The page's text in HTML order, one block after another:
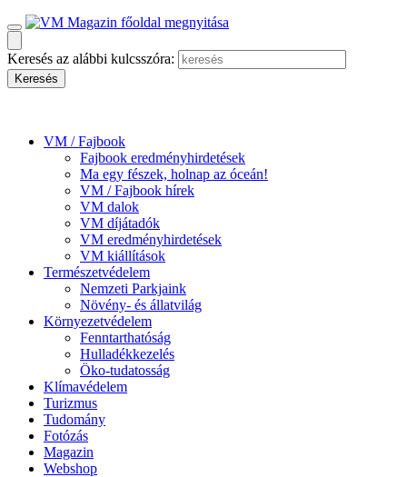
Keresés az alábbi kulcsszóra:
VM / Fajbook
Fajbook eredményhirdetések
Ma egy fészek, holnap az óceán!
VM / Fajbook hírek
VM dalok
VM díjátadók
VM eredményhirdetések
VM kiállítások
Természetvédelem
Nemzeti Parkjaink
Növény- és állatvilág
Környezetvédelem
Fenntarthatóság
Hulladékkezelés
Öko-tudatosság
Klímavédelem
Turizmus
Tudomány
Fotózás
Magazin
Webshop